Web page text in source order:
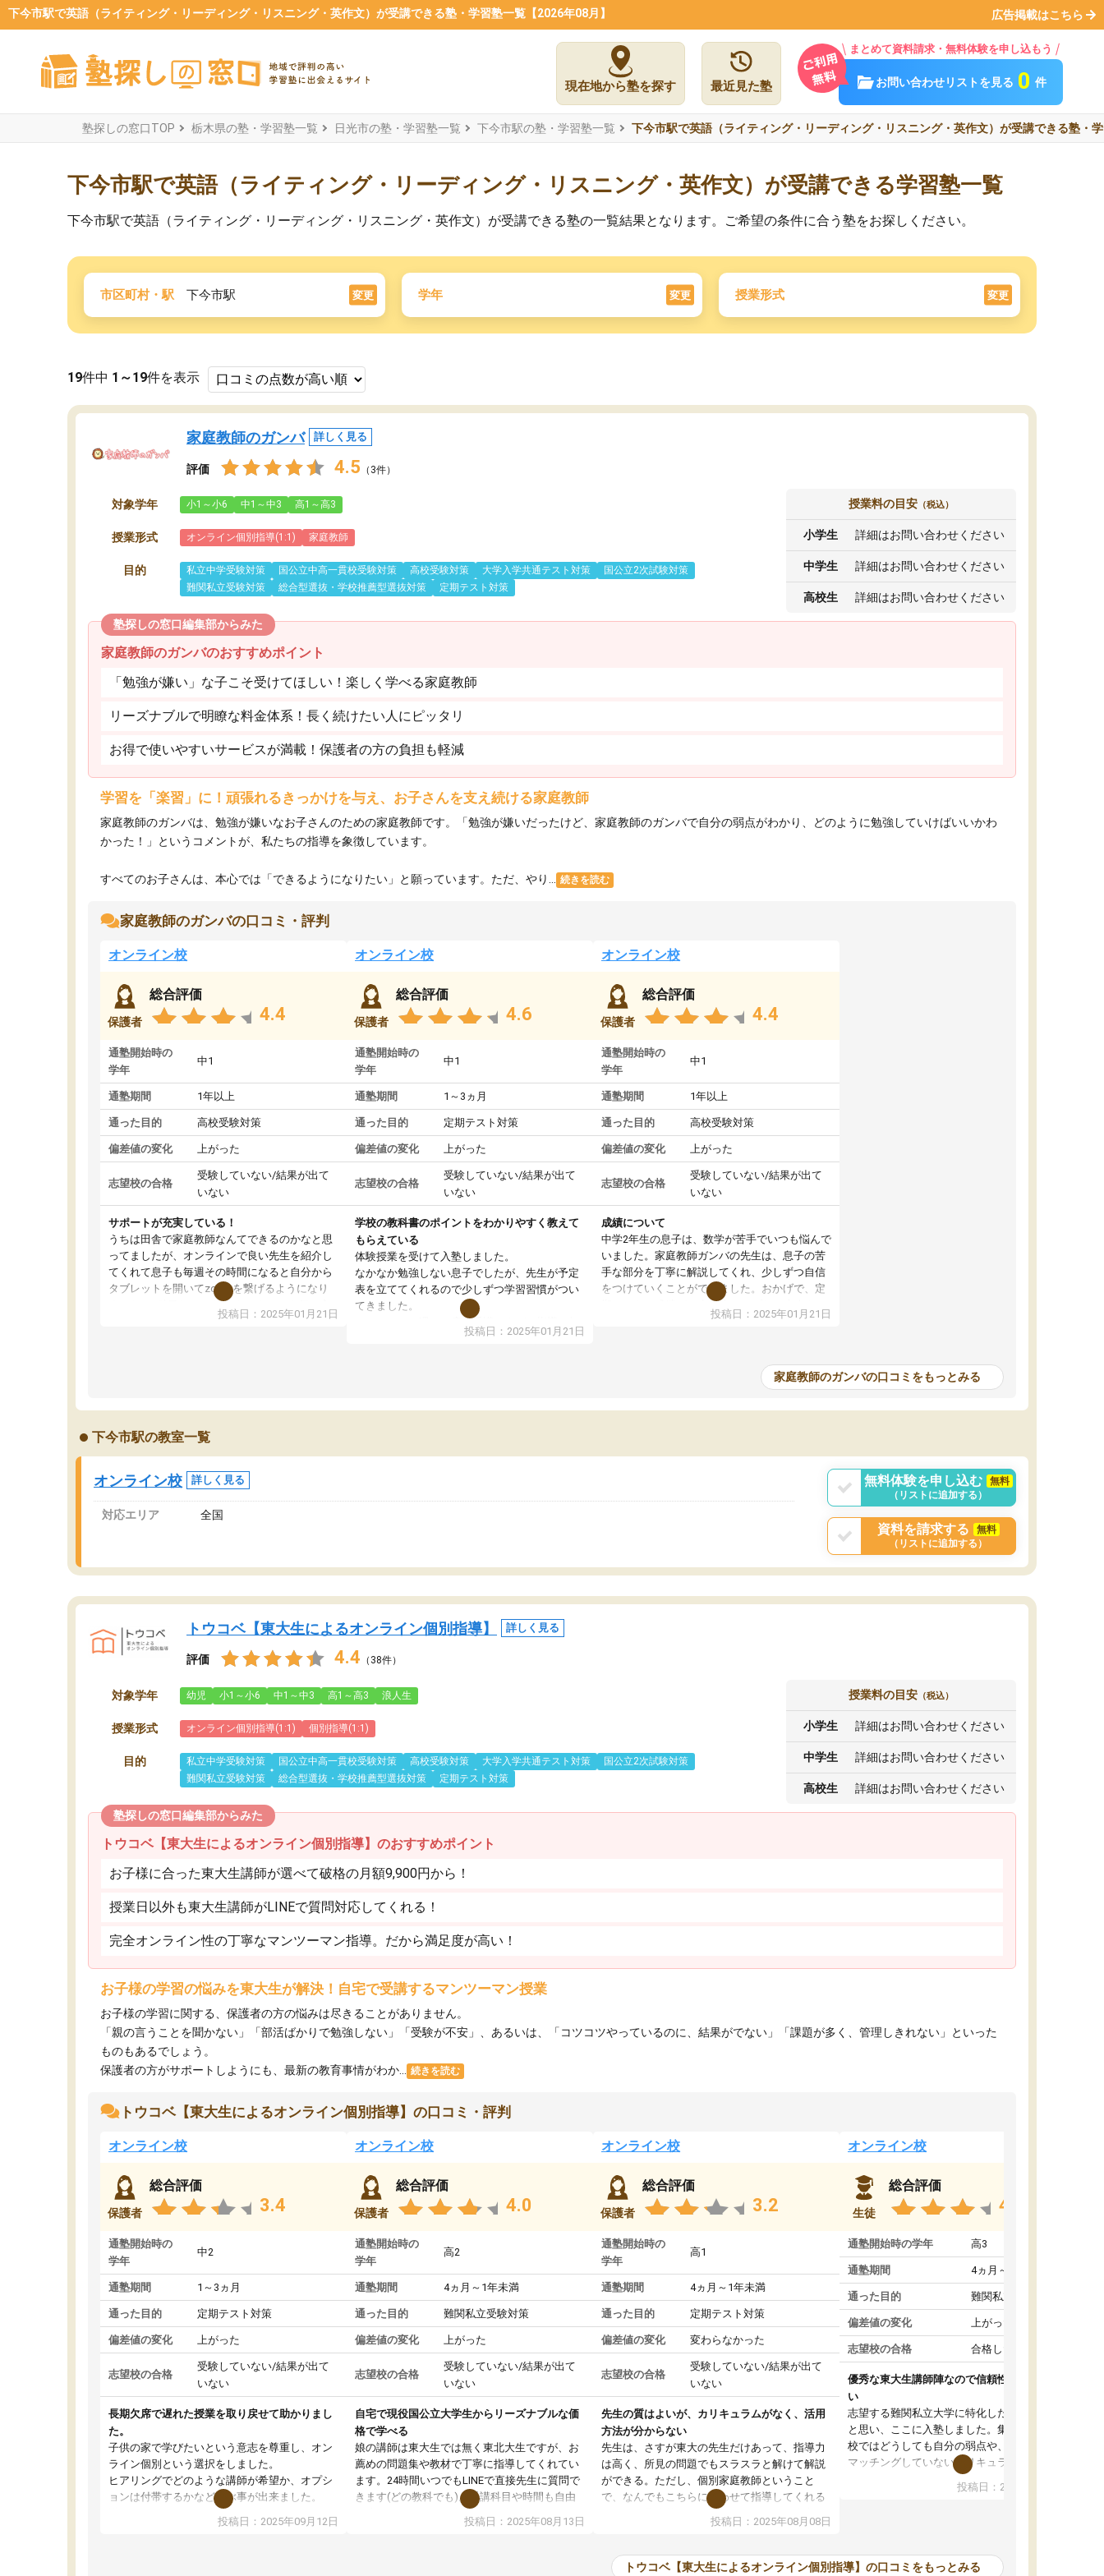
下今市駅で英語（ライティング・リーディング・リスニング・英作文）が受講できる塾・学習塾一覧【2026年08月】 広告掲載はこちら
現在地から塾を探す 最近見た塾
まとめて資料請求・無料体験を申し込もう
お問い合わせリストを見る 0 件
塾探しの窓口TOP 栃木県の塾・学習塾一覧 日光市の塾・学習塾一覧 下今市駅の塾・学習塾一覧 下今市駅で英語（ライティング・リーディング・リスニング・英作文）が受講できる塾・
下今市駅で英語（ライティング・リーディング・リスニング・英作文）が受講できる学習塾一覧
下今市駅で英語（ライティング・リーディング・リスニング・英作文）が受講できる塾の一覧結果となります。ご希望の条件に合う塾をお探しください。
市区町村・駅 下今市駅 変更 学年 変更 授業形式 変更
19件中 1～19件を表示
家庭教師のガンバ 詳しく見る
評価 4.5 （3件）
対象学年 小1～小6 中1～中3 高1～高3
授業形式 オンライン個別指導(1:1) 家庭教師
目的 私立中学受験対策 国公立中高一貫校受験対策 高校受験対策 大学入学共通テスト対策
国公立2次試験対策
難関私立受験対策
総合型選抜・学校推薦型選抜対策 定期テスト対策
授業料の目安 （税込）
小学生 詳細はお問い合わせください
中学生 詳細はお問い合わせください
高校生 詳細はお問い合わせください
塾探しの窓口編集部からみた
家庭教師のガンバのおすすめポイント
「勉強が嫌い」な子こそ受けてほしい！楽しく学べる家庭教師
リーズナブルで明瞭な料金体系！長く続けたい人にピッタリ
お得で使いやすいサービスが満載！保護者の方の負担も軽減
学習を「楽習」に！頑張れるきっかけを与え、お子さんを支え続ける家庭教師
家庭教師のガンバは、勉強が嫌いなお子さんのための家庭教師です。「勉強が嫌いだったけど、家庭教師のガンバで自分の弱点がわかり、どのように勉強していけばいいかわ
かった！」というコメントが、私たちの指導を象徴しています。
すべてのお子さんは、本心では「できるようになりたい」と願っています。ただ、やり... 続きを読む
家庭教師のガンバの口コミ・評判
オンライン校
保護者
総合評価
4.4
通塾開始時の
学年
中1
通塾期間 1年以上
通った目的 高校受験対策
偏差値の変化 上がった
志望校の合格
受験していない/結果が出て
いない
サポートが充実している！
うちは田舎で家庭教師なんてできるのかなと思
ってましたが、オンラインで良い先生を紹介し
てくれて息子も毎週その時間になると自分から
タブレットを開いてzoomを繋げるようになり
ました！5科目なんでもOKなのもとても気に入
投稿日：2025年01月21日
オンライン校
保護者
総合評価
4.6
通塾開始時の
学年
中1
通塾期間 1～3ヵ月
通った目的 定期テスト対策
偏差値の変化 上がった
志望校の合格
受験していない/結果が出て
いない
学校の教科書のポイントをわかりやすく教えて
もらえている
体験授業を受けて入塾しました。
なかなか勉強しない息子でしたが、先生が予定
表を立ててくれるので少しずつ学習習慣がつい
てきました。
オンラインで週に一度の受講ですが、指導が無
い日も予定表に基づいて勉強したり、LINEでわ
投稿日：2025年01月21日
オンライン校
保護者
総合評価
4.4
通塾開始時の
学年
中1
通塾期間 1年以上
通った目的 高校受験対策
偏差値の変化 上がった
志望校の合格
受験していない/結果が出て
いない
成績について
中学2年生の息子は、数学が苦手でいつも悩んで
いました。家庭教師ガンバの先生は、息子の苦
手な部分を丁寧に解説してくれ、少しずつ自信
をつけていくことができました。おかげで、定
期テストの成績が10点以上アップし、本人もと
投稿日：2025年01月21日
家庭教師のガンバの口コミをもっとみる
下今市駅の教室一覧
オンライン校 詳しく見る
対応エリア 全国
無料体験を申し込む
無料
（リストに追加する）
資料を請求する
無料
（リストに追加する）
トウコベ【東大生によるオンライン個別指導】 詳しく見る
評価 4.4 （38件）
対象学年 幼児 小1～小6 中1～中3 高1～高3 浪人生
授業形式 オンライン個別指導(1:1) 個別指導(1:1)
目的 私立中学受験対策 国公立中高一貫校受験対策 高校受験対策 大学入学共通テスト対策
国公立2次試験対策
難関私立受験対策
総合型選抜・学校推薦型選抜対策 定期テスト対策
授業料の目安 （税込）
小学生 詳細はお問い合わせください
中学生 詳細はお問い合わせください
高校生 詳細はお問い合わせください
塾探しの窓口編集部からみた
トウコベ【東大生によるオンライン個別指導】のおすすめポイント
お子様に合った東大生講師が選べて破格の月額9,900円から！
授業日以外も東大生講師がLINEで質問対応してくれる！
完全オンライン性の丁寧なマンツーマン指導。だから満足度が高い！
お子様の学習の悩みを東大生が解決！自宅で受講するマンツーマン授業
お子様の学習に関する、保護者の方の悩みは尽きることがありません。
「親の言うことを聞かない」「部活ばかりで勉強しない」「受験が不安」、あるいは、「コツコツやっているのに、結果がでない」「課題が多く、管理しきれない」といった
ものもあるでしょう。
保護者の方がサポートしようにも、最新の教育事情がわか...
続きを読む
トウコベ【東大生によるオンライン個別指導】の口コミ・評判
オンライン校
保護者
総合評価
3.4
通塾開始時の
学年
中2
通塾期間 1～3ヵ月
通った目的 定期テスト対策
偏差値の変化 上がった
志望校の合格
受験していない/結果が出て
いない
長期欠席で遅れた授業を取り戻せて助かりまし
た。
子供の家で学びたいという意志を尊重し、オン
ライン個別という選択をしました。
ヒアリングでどのような講師が希望か、オプシ
ョンは付帯するかなど選ぶ事が出来ました。
講師とのマッチング後講師との初回ミーティン
グを行い、その講師で良いか他の講師を希望す
投稿日：2025年09月12日
オンライン校
保護者
総合評価
4.0
通塾開始時の
学年
高2
通塾期間 4ヵ月～1年未満
通った目的 難関私立受験対策
偏差値の変化 上がった
志望校の合格
受験していない/結果が出て
いない
自宅で現役国公立大学生からリーズナブルな価
格で学べる
娘の講師は東大生では無く東北大生ですが、お
薦めの問題集や教材で丁寧に指導してくれてい
ます。24時間いつでもLINEで直接先生に質問で
きます(どの教科でも)。受講科目や時間も自由
に決めれるので、個人に合った勉強ができると
思います。カリキュラム相談みたいなのがあり
投稿日：2025年08月13日
オンライン校
保護者
総合評価
3.2
通塾開始時の
学年
高1
通塾期間 4ヵ月～1年未満
通った目的 定期テスト対策
偏差値の変化 変わらなかった
志望校の合格
受験していない/結果が出て
いない
先生の質はよいが、カリキュラムがなく、活用
方法が分からない
先生は、さすが東大の先生だけあって、指導力
は高く、所見の問題でもスラスラと解けて解説
ができる。ただし、個別家庭教師ということ
で、なんでもこちらに合わせて指導してくれる
のだが、具体的なカリキュラムがない。当方
は、授業の先取り学習をするため、学校の教科
いただいたが、1時間の時間を使って進められる
投稿日：2025年08月08日
オンライン校
生徒
総合評価
4.4
通塾開始時の学年 高3
通塾期間 4ヵ月～1年未満
通った目的 難関私立受験対策
偏差値の変化 上がった
志望校の合格 合格した
優秀な東大生講師陣なので信頼性や安心感が高
い
志望する難関私立大学に特化した準備をしたい
と思い、ここに入塾しました。集団指導の予備
校ではどうしても自分の弱点や、志望校対策に
マッチングしていないカリキュラムに不安を感
また受験のノウハウを蓄積している優秀な東大
ツーマン指導によって、自分の志望校にふさわ
投稿日：2024年02月19日
トウコベ【東大生によるオンライン個別指導】の口コミをもっとみる